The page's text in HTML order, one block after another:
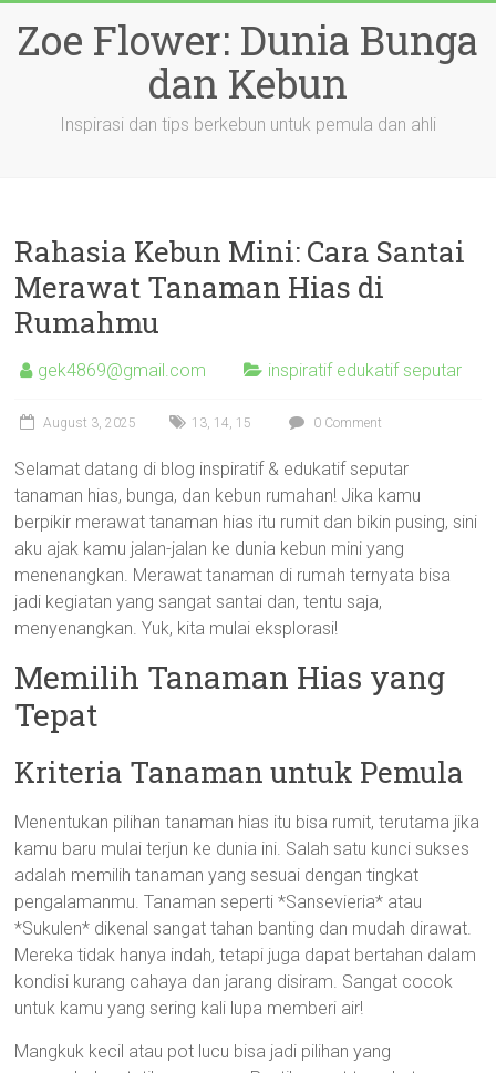
content
Zoe Flower: Dunia Bunga
dan Kebun
Inspirasi dan tips berkebun untuk pemula dan ahli
Rahasia Kebun Mini: Cara Santai
Merawat Tanaman Hias di
Rumahmu
gek4869@gmail.com inspiratif edukatif seputar
August 3, 2025 13, 14, 15 0 Comment
Selamat datang di blog inspiratif & edukatif seputar
tanaman hias, bunga, dan kebun rumahan! Jika kamu
berpikir merawat tanaman hias itu rumit dan bikin pusing, sini
aku ajak kamu jalan-jalan ke dunia kebun mini yang
menenangkan. Merawat tanaman di rumah ternyata bisa
jadi kegiatan yang sangat santai dan, tentu saja,
menyenangkan. Yuk, kita mulai eksplorasi!
Memilih Tanaman Hias yang
Tepat
Kriteria Tanaman untuk Pemula
Menentukan pilihan tanaman hias itu bisa rumit, terutama jika
kamu baru mulai terjun ke dunia ini. Salah satu kunci sukses
adalah memilih tanaman yang sesuai dengan tingkat
pengalamanmu. Tanaman seperti *Sansevieria* atau
*Sukulen* dikenal sangat tahan banting dan mudah dirawat.
Mereka tidak hanya indah, tetapi juga dapat bertahan dalam
kondisi kurang cahaya dan jarang disiram. Sangat cocok
untuk kamu yang sering kali lupa memberi air!
Mangkuk kecil atau pot lucu bisa jadi pilihan yang